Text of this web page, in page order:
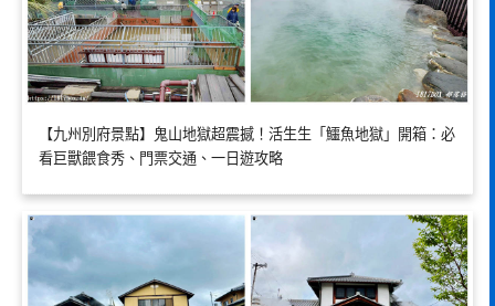
【九州別府景點】鬼山地獄超震撼！活生生「鱷魚地獄」開箱：必
看巨獸餵食秀、門票交通、一日遊攻略